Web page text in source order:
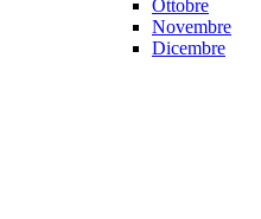
Ottobre
Novembre
Dicembre